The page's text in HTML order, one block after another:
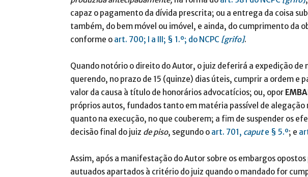
capaz o pagamento da dívida prescrita; ou a entrega da coisa
também, do bem móvel ou imóvel, e ainda, do cumprimento da
conforme o art. 700; I a III; § 1.º; do NCPC [grifo].
Quando notório o direito do Autor, o juiz deferirá a expedição de
querendo, no prazo de 15 (quinze) dias úteis, cumprir a ordem e
valor da causa à título de honorários advocatícios; ou, opor
próprios autos, fundados tanto em matéria passível de
quanto na execução, no que couberem; a fim de suspender os
decisão final do juiz de piso, segundo o art. 701, capute § 5.º; e
Assim, após a manifestação do Autor sobre os embargos
autuados apartados à critério do juiz quando o mandado for